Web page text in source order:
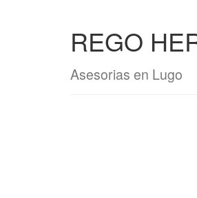
REGO
Asesorias en Lugo